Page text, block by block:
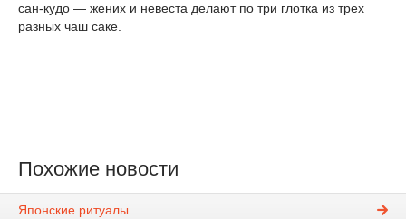
сан-кудо — жених и невеста делают по три глотка из трех
разных чаш саке.
Похожие новости
Японские ритуалы